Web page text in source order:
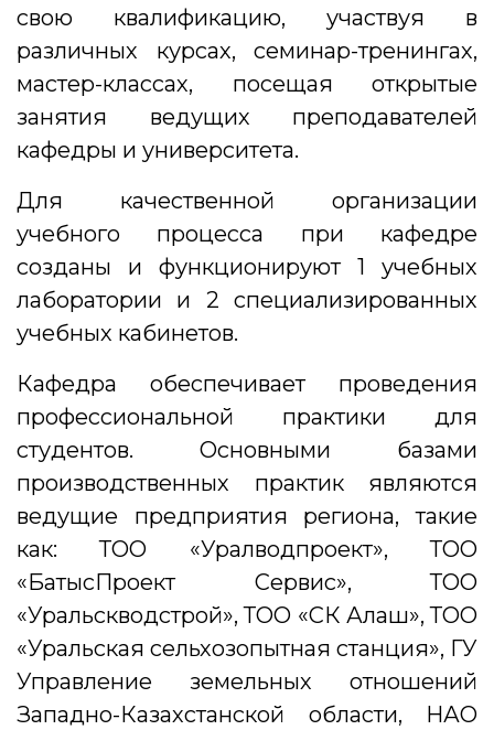
свою квалификацию, участвуя в
различных курсах, семинар-тренингах,
мастер-классах, посещая открытые
занятия ведущих преподавателей
кафедры и университета.
Для качественной организации
учебного процесса при кафедре
созданы и функционируют 1 учебных
лаборатории и 2 специализированных
учебных кабинетов.
Кафедра обеспечивает проведения
профессиональной практики для
студентов. Основными базами
производственных практик являются
ведущие предприятия региона, такие
как: ТОО «Уралводпроект», ТОО
«БатысПроект Сервис», ТОО
«Уральскводстрой», ТОО «СК Алаш», ТОО
«Уральская сельхозопытная станция», ГУ
Управление земельных отношений
Западно-Казахстанской области, НАО